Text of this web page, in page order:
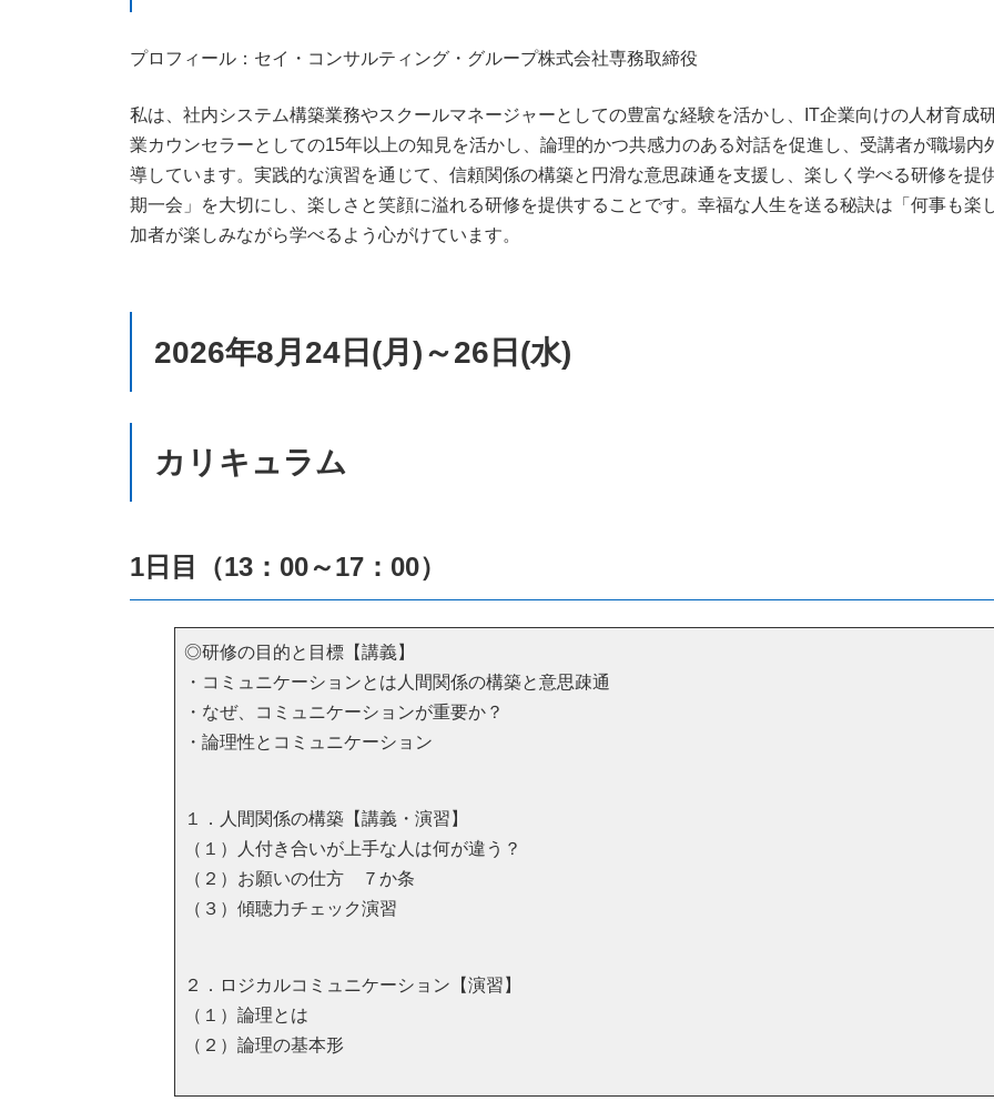
プロフィール：セイ・コンサルティング・グループ株式会社専務取締役
私は、社内システム構築業務やスクールマネージャーとしての豊富な経験を活かし、IT企業向けの人材育成
業カウンセラーとしての15年以上の知見を活かし、論理的かつ共感力のある対話を促進し、受講者が職場
導しています。実践的な演習を通じて、信頼関係の構築と円滑な意思疎通を支援し、楽しく学べる研修を提
期一会」を大切にし、楽しさと笑顔に溢れる研修を提供することです。幸福な人生を送る秘訣は「何事も楽
加者が楽しみながら学べるよう心がけています。
2026年8月24日(月)～26日(水)
カリキュラム
1日目（13：00～17：00）
◎研修の目的と目標【講義】
・コミュニケーションとは人間関係の構築と意思疎通
・なぜ、コミュニケーションが重要か？
・論理性とコミュニケーション
１．人間関係の構築【講義・演習】
（１）人付き合いが上手な人は何が違う？
（２）お願いの仕方 ７か条
（３）傾聴力チェック演習
２．ロジカルコミュニケーション【演習】
（１）論理とは
（２）論理の基本形